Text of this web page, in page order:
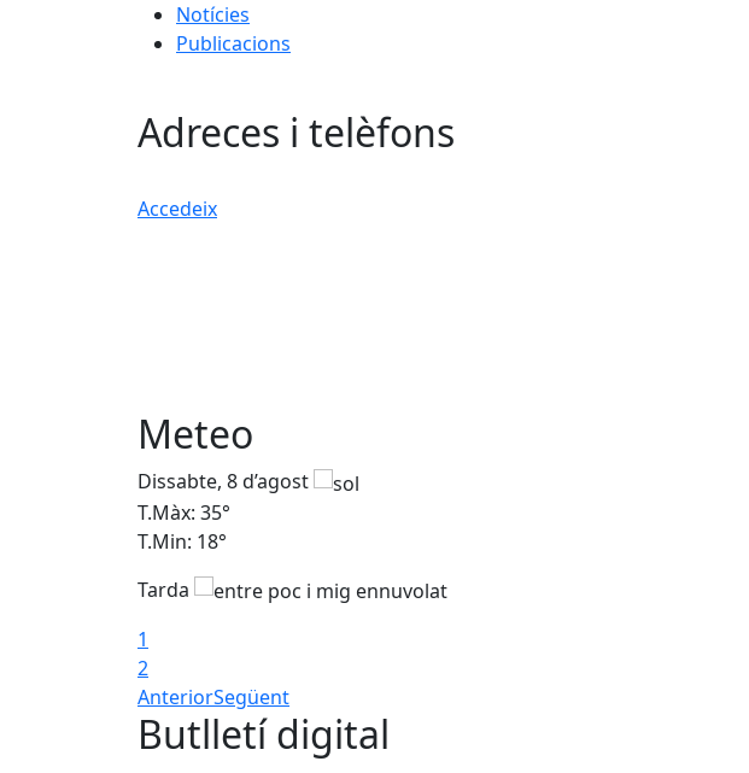
Notícies
Publicacions
Adreces i telèfons
Accedeix
Meteo
Dissabte, 8 d’agost
T.Màx: 35°
T.Min: 18°
Tarda
1
2
AnteriorSegüent
Butlletí digital